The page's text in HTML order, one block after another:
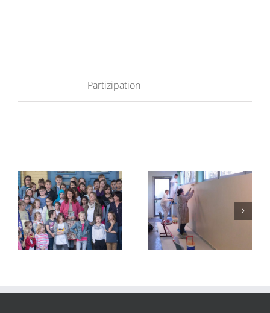
Partizipation
LEBENSRAUM
SCHULE –
GESTALTEN
LEBENSRAUM
SCHULE –
GESTALTEN